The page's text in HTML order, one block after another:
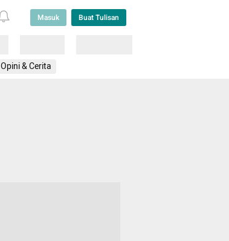
Masuk Buat Tulisan
Opini & Cerita